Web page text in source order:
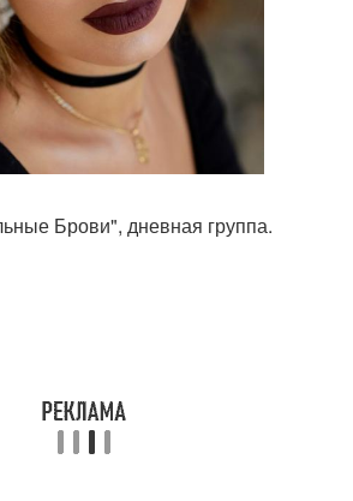
Брови", дневная группа.